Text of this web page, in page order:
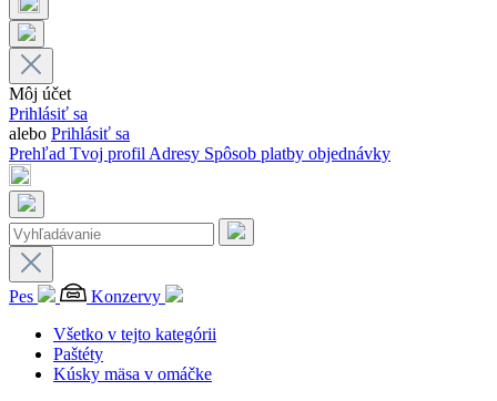
Môj účet
Prihlásiť sa
alebo Prihlásiť sa
Prehľad Tvoj profilAdresy Spôsob platby objednávky
Pes
Konzervy
Všetko v tejto kategórii
Paštéty
Kúsky mäsa v omáčke